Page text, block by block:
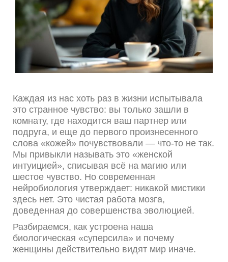
Каждая из нас хоть раз в жизни испытывала
это странное чувство: вы только зашли в
комнату, где находится ваш партнер или
подруга, и еще до первого произнесенного
слова «кожей» почувствовали — что-то не так.
Мы привыкли называть это «женской
интуицией», списывая всё на магию или
шестое чувство. Но современная
нейробиология утверждает: никакой мистики
здесь нет. Это чистая работа мозга,
доведенная до совершенства эволюцией.
Разбираемся, как устроена наша
биологическая «суперсила» и почему
женщины действительно видят мир иначе.